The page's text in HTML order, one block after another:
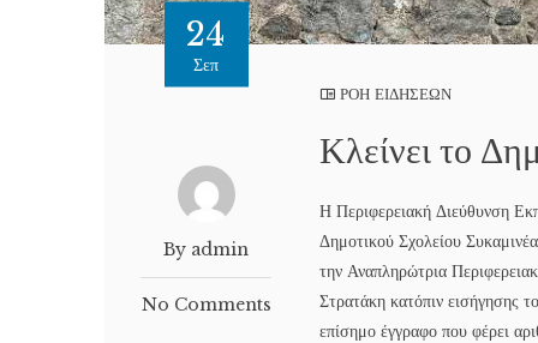
24
Σεπ
By admin
No Comments
ΡΟΗ ΕΙΔΗΣΕΩΝ
Κλείνει το
Η Περιφερειακή Διεύθυνση
Δημοτικού Σχολείου
την Αναπληρώτρια
Στρατάκη κατόπιν εισήγησης
επίσημο έγγραφο που